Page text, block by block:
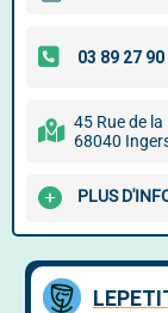
45 Rue de
68040
PLUS